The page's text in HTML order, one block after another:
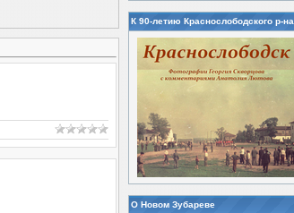
К 90-летию Краснослободского р-на
О Новом Зубареве